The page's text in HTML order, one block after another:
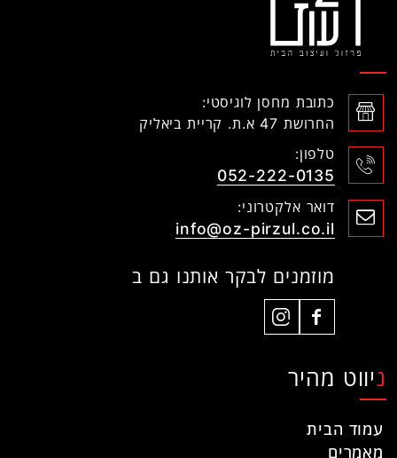
כתובת מחסן לוגיסטי:
החרושת 47 א.ת. קריית ביאליק
טלפון:
052-222-0135
דואר אלקטרוני:
info@oz-pirzul.co.il
מוזמנים לבקר אותנו גם ב
ניווט מהיר
עמוד הבית
מאמרים